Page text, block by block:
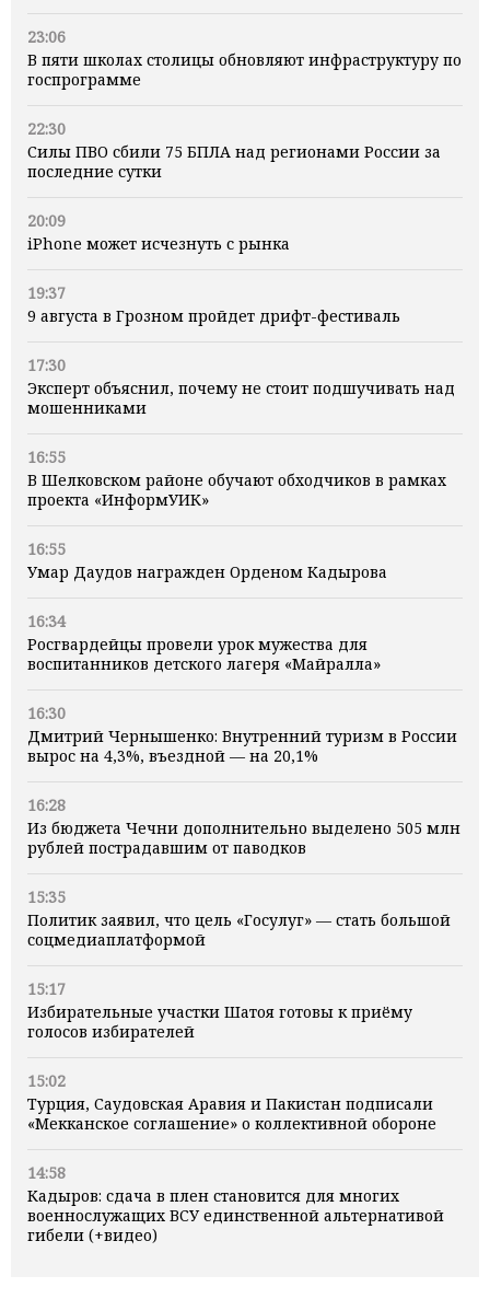
23:06
В пяти школах столицы обновляют инфраструктуру по
госпрограмме
22:30
Силы ПВО сбили 75 БПЛА над регионами России за
последние сутки
20:09
iPhone может исчезнуть с рынка
19:37
9 августа в Грозном пройдет дрифт-фестиваль
17:30
Эксперт объяснил, почему не стоит подшучивать над
мошенниками
16:55
В Шелковском районе обучают обходчиков в рамках
проекта «ИнформУИК»
16:55
Умар Даудов награжден Орденом Кадырова
16:34
Росгвардейцы провели урок мужества для
воспитанников детского лагеря «Майралла»
16:30
Дмитрий Чернышенко: Внутренний туризм в России
вырос на 4,3%, въездной — на 20,1%
16:28
Из бюджета Чечни дополнительно выделено 505 млн
рублей пострадавшим от паводков
15:35
Политик заявил, что цель «Госулуг» — стать большой
соцмедиаплатформой
15:17
Избирательные участки Шатоя готовы к приёму
голосов избирателей
15:02
Турция, Саудовская Аравия и Пакистан подписали
«Мекканское соглашение» о коллективной обороне
14:58
Кадыров: сдача в плен становится для многих
военнослужащих ВСУ единственной альтернативой
гибели (+видео)